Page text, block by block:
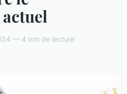
— 4 min de lecture